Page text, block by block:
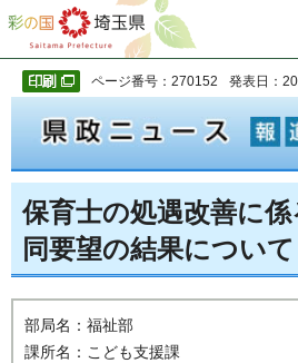
彩の国 埼玉県
ページ番号：270152 発表日：
保育士の処遇改善に
同要望の結果について
部局名：福祉部
課所名：こども支援課